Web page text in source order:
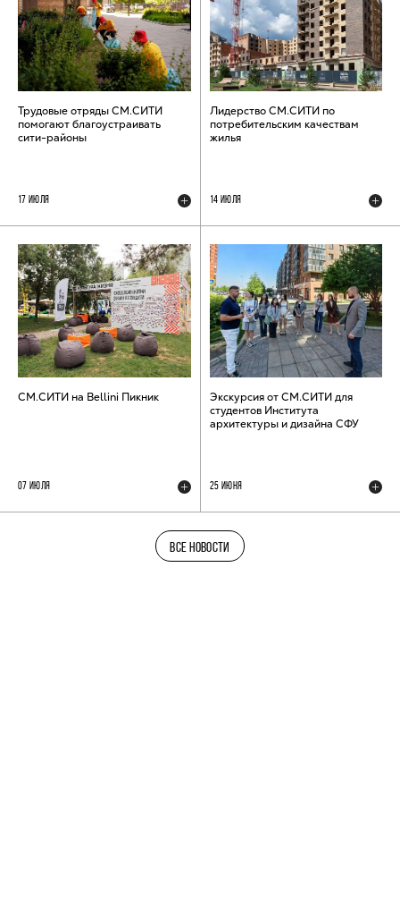
Трудовые отряды СМ.СИТИ
помогают благоустраивать
сити-районы
17 ИЮЛЯ
Лидерство СМ.СИТИ по
потребительским качествам
жилья
14 ИЮЛЯ
СМ.СИТИ на Bellini Пикник
07 ИЮЛЯ
Экскурсия от СМ.СИТИ для
студентов Института
архитектуры и дизайна СФУ
25 ИЮНЯ
ВСЕ НОВОСТИ